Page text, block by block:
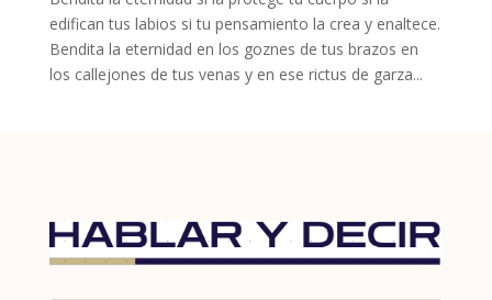
edifican tus labios si tu pensamiento la crea y enaltece.
Bendita la eternidad en los goznes de tus brazos en
los callejones de tus venas y en ese rictus de garza...